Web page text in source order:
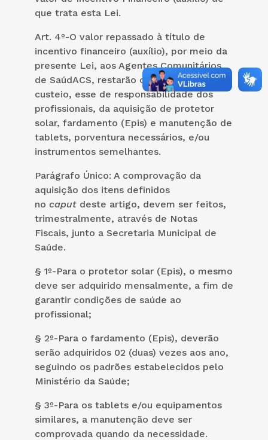
que trata esta Lei.
Art. 4º-O valor repassado à título de
incentivo financeiro (auxílio), por meio da
presente Lei, aos Agentes Comunitários
de SaúdACS, restarão condicionados ao
custeio, esse de responsabilidade dos
profissionais, da aquisição de protetor
solar, fardamento (Epis) e manutenção de
tablets, porventura necessários, e/ou
instrumentos semelhantes.
Parágrafo Único: A comprovação da
aquisição dos itens definidos
no caput deste artigo, devem ser feitos,
trimestralmente, através de Notas
Fiscais, junto a Secretaria Municipal de
Saúde.
§ 1º-Para o protetor solar (Epis), o mesmo
deve ser adquirido mensalmente, a fim de
garantir condições de saúde ao
profissional;
§ 2º-Para o fardamento (Epis), deverão
serão adquiridos 02 (duas) vezes aos ano,
seguindo os padrões estabelecidos pelo
Ministério da Saúde;
§ 3º-Para os tablets e/ou equipamentos
similares, a manutenção deve ser
comprovada quando da necessidade.